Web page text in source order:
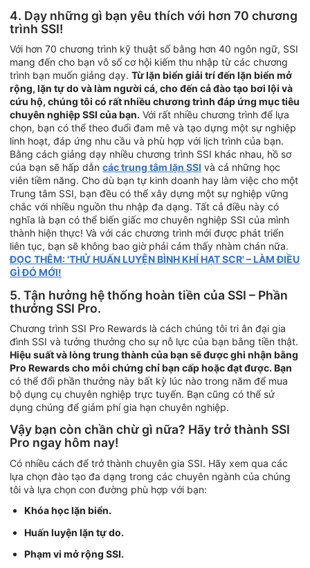
4. Dạy những gì bạn yêu thích với hơn 70 chương
trình SSI!
Với hơn 70 chương trình kỹ thuật số bằng hơn 40 ngôn ngữ, SSI
mang đến cho bạn vô số cơ hội kiếm thu nhập từ các chương
trình bạn muốn giảng dạy. Từ lặn biển giải trí đến lặn biển mở
rộng, lặn tự do và làm người cá, cho đến cả đào tạo bơi lội và
cứu hộ, chúng tôi có rất nhiều chương trình đáp ứng mục tiêu
chuyên nghiệp SSI của bạn. Với rất nhiều chương trình để lựa
chọn, bạn có thể theo đuổi đam mê và tạo dựng một sự nghiệp
linh hoạt, đáp ứng nhu cầu và phù hợp với lịch trình của bạn.
Bằng cách giảng dạy nhiều chương trình SSI khác nhau, hồ sơ
của bạn sẽ hấp dẫn các trung tâm lặn SSI và cả những học
viên tiềm năng. Cho dù bạn tự kinh doanh hay làm việc cho một
Trung tâm SSI, bạn đều có thể xây dựng một sự nghiệp vững
chắc với nhiều nguồn thu nhập đa dạng. Tất cả điều này có
nghĩa là bạn có thể biến giấc mơ chuyên nghiệp SSI của mình
thành hiện thực! Và với các chương trình mới được phát triển
liên tục, bạn sẽ không bao giờ phải cảm thấy nhàm chán nữa.
ĐỌC THÊM: 'THỬ HUẤN LUYỆN BÌNH KHÍ HẠT SCR' – LÀM ĐIỀU
GÌ ĐÓ MỚI!
5. Tận hưởng hệ thống hoàn tiền của SSI – Phần
thưởng SSI Pro.
Chương trình SSI Pro Rewards là cách chúng tôi tri ân đại gia
đình SSI và tưởng thưởng cho sự nỗ lực của bạn bằng tiền thật.
Hiệu suất và lòng trung thành của bạn sẽ được ghi nhận bằng
Pro Rewards cho mỗi chứng chỉ bạn cấp hoặc đạt được. Bạn
có thể đổi phần thưởng này bất kỳ lúc nào trong năm để mua
bộ dụng cụ chuyên nghiệp trực tuyến. Bạn cũng có thể sử
dụng chúng để giảm phí gia hạn chuyên nghiệp.
Vậy bạn còn chần chừ gì nữa? Hãy trở thành SSI
Pro ngay hôm nay!
Có nhiều cách để trở thành chuyên gia SSI. Hãy xem qua các
lựa chọn đào tạo đa dạng trong các chuyên ngành của chúng
tôi và lựa chọn con đường phù hợp với bạn:
Khóa học lặn biển.
Huấn luyện lặn tự do.
Phạm vi mở rộng SSI.